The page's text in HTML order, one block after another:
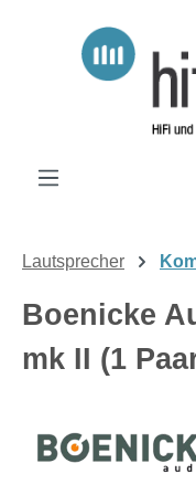
Zum Hauptinhalt
Lautsprecher
Boenicke
mk II (1